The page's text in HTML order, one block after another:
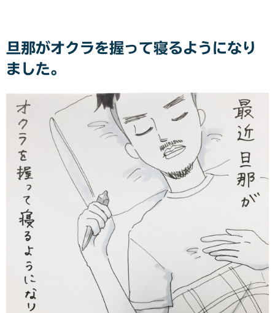
旦那がオクラを握って寝るようになり
ました。